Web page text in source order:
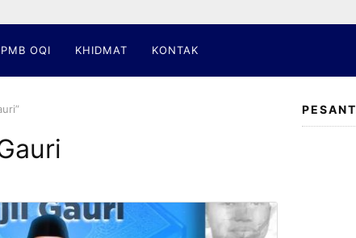
PMB OQI KHIDMAT KONTAK